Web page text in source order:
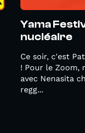
Yama
nucléaire
Ce soir, c'est
! Pour le Zoom,
avec Nenasita
regg...